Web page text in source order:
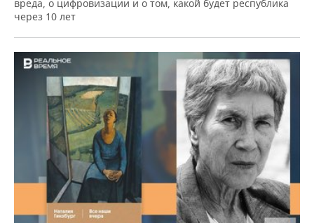
вреда, о цифровизации и о том, какой будет республика
через 10 лет